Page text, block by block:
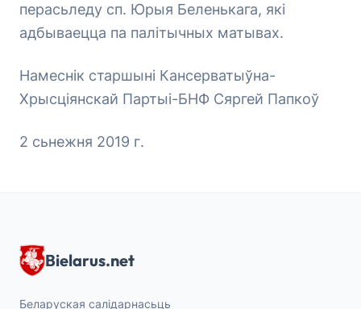
перасьледу сп. Юрыя Беленькага, які
адбываецца па палітычных матывах.
Намеснік старшыні Кансерватыўна-
Хрысціянскай Партыі-БНФ Сяргей Папкоў
2 сьнежня 2019 г.
Bielarus.net
Беларуская салідарнасьць